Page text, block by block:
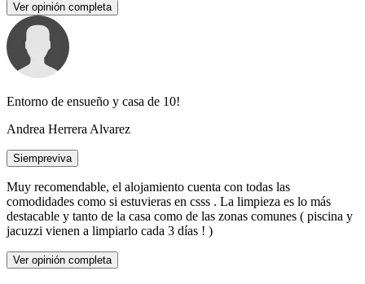
Ver opinión completa
Entorno de ensueño y casa de 10!
Andrea Herrera Alvarez
Siempreviva
Muy recomendable, el alojamiento cuenta con todas las
comodidades como si estuvieras en csss . La limpieza es lo más
destacable y tanto de la casa como de las zonas comunes ( piscina y
jacuzzi vienen a limpiarlo cada 3 días ! )
Ver opinión completa